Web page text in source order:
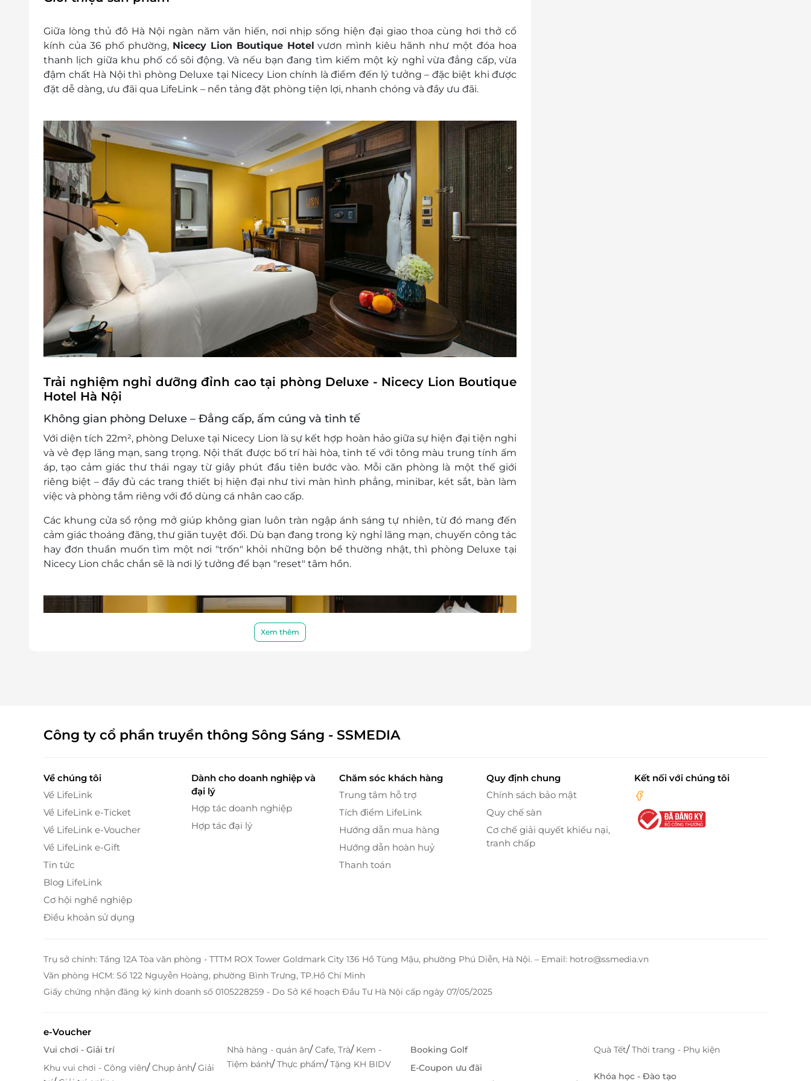
Điều kiện đặt phòng:
Văn phòng HCM: 028.6680 8757 /
Liên hệ cho LifeLink để kiểm tra tình trạng phòng trống trước khi mua dịch vụ và nhận
mức giá ưu đãi nhất
Phụ thu: Mùa cao điểm: Tháng 4, 5, 6, 7, 8, 9: 230.000 vnđ/phòng/đêm
Quy định nhận trả phòng:
Giờ trả phòng: 12h00
Điều kiện khác:
Áp dụng 01 E-Voucher/E-Coupon cho 02 khách
Một khách hàng được mua nhiều E-Voucher/E-Coupon
E-Voucher/E-Coupon không có giá trị quy đổi thành tiền mặt, không trả lại tiền thừa
Không áp dụng đồng thời với chương trình khuyến mại khác.
Giữa lòng thủ đô Hà Nội ngàn năm văn hiến, nơi nhịp sống hiện đại giao thoa cùng hơi thở cổ
kính của 36 phố phường, Nicecy Lion Boutique Hotel vươn mình kiêu hãnh như một đóa hoa
thanh lịch giữa khu phố cổ sôi động. Và nếu bạn đang tìm kiếm một kỳ nghỉ vừa đẳng cấp, vừa
đậm chất Hà Nội thì phòng Deluxe tại Nicecy Lion chính là điểm đến lý tưởng – đặc biệt khi được
đặt dễ dàng, ưu đãi qua LifeLink – nền tảng đặt phòng tiện lợi, nhanh chóng và đầy ưu đãi.
Trải nghiệm nghỉ dưỡng đỉnh cao tại phòng Deluxe - Nicecy Lion Boutique
Hotel Hà Nội
Không gian phòng Deluxe – Đẳng cấp, ấm cúng và tinh tế
Vớidiện tích 22m², phòng Deluxe tại Nicecy Lion là sự kết hợp hoàn hảo giữa sự hiện đại tiện nghi
và vẻ đẹp lãng mạn, sang trọng. Nội thất được bố trí hài hòa, tinh tế với tông màu trung tính ấm
áp, tạo cảm giác thư thái ngay từ giây phút đầu tiên bước vào. Mỗi căn phòng là một thế giới
riêng biệt – đầy đủ các trang thiết bị hiện đại như tivi màn hình phẳng, minibar, két sắt, bàn làm
việc và phòng tắm riêng với đồ dùng cá nhân cao cấp.
Các khung cửa sổ rộng mở giúp không gian luôn tràn ngập ánh sáng tự nhiên, từ đó mang đến
cảm giác thoáng đãng, thư giãn tuyệt đối. Dù bạn đang trong kỳ nghỉ lãng mạn, chuyến công tác
hay đơn thuần muốn tìm một nơi "trốn" khỏi những bộn bề thường nhật, thì phòng Deluxe tại
Nicecy Lion chắc chắn sẽ là nơi lý tưởng để bạn "reset" tâm hồn.
Xem thêm
Công ty cổ phần truyền thông Sông Sáng - SSMEDIA
Về chúng tôi
Về LifeLink
Về LifeLink e-Ticket
Về LifeLink e-Voucher
Về LifeLink e-Gift
Tin tức
Blog LifeLink
Cơ hội nghề nghiệp
Điều khoản sử dụng
Dành cho doanh nghiệp và
đại lý
Hợp tác doanh nghiệp
Hợp tác đại lý
Chăm sóc khách hàng
Trung tâm hỗ trợ
Tích điểm LifeLink
Hướng dẫn mua hàng
Hướng dẫn hoàn huỷ
Thanh toán
Quy định chung
Chính sách bảo mật
Quy chế sàn
Cơ chế giải quyết khiếu nại,
tranh chấp
Kết nối với chúng tôi
Trụ sở chính: Tầng 12A Tòa văn phòng - TTTM ROX Tower Goldmark City 136 Hồ Tùng Mậu, phường Phú Diễn, Hà Nội. – Email: hotro@ssmedia.vn
Văn phòng HCM: Số 122 Nguyễn Hoàng, phường Bình Trưng, TP.Hồ Chí Minh
Giấy chứng nhận đăng ký kinh doanh số 0105228259 - Do Sở Kế hoạch Đầu Tư Hà Nội cấp ngày 07/05/2025
e-Voucher
Vui chơi - Giải trí
Khu vui chơi - Công viên/Chụp ảnh/Giải
Nhà hàng - quán ăn/Cafe, Trà/ Kem -
Tiệm bánh/Thực phẩm/Tặng KH BIDV
Booking Golf
E-Coupon ưu đãi
Quà Tết/Thời trang - Phụ kiện
Khóa học - Đào tạo